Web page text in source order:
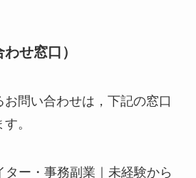
せ窓口）
問い合わせは，下記の窓口
。
ター・事務副業｜未経験から